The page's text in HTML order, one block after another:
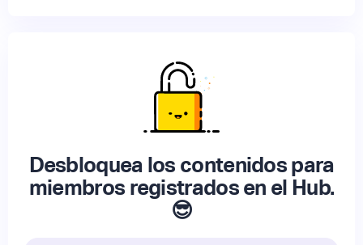
Desbloquea los contenidos para
miembros registrados en el Hub.
😎